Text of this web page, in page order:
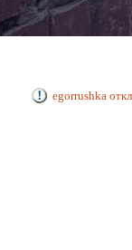
egorrushka